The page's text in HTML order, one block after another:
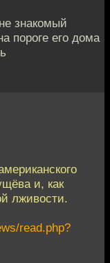
знакомый
пороге его дома
и, как
лживости.
read.php?